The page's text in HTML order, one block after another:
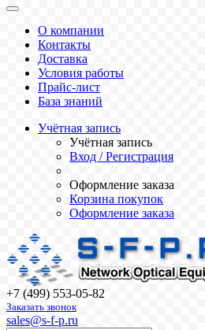
О компании
Контакты
Доставка
Условия работы
Прайс-лист
База знаний
Учётная запись
Учётная запись
Вход / Регистрация
Оформление заказа
Корзина покупок
Оформление заказа
+7 (499) 553-05-82
Заказать звонок
sales@s-f-p.ru